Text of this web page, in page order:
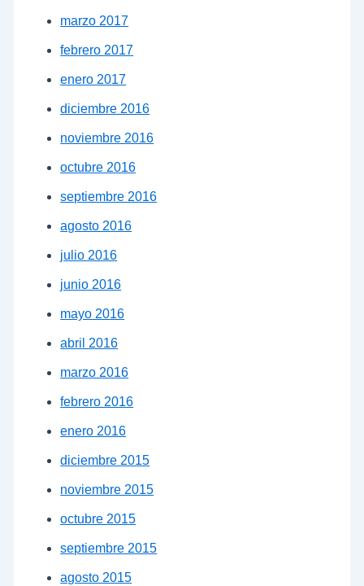
marzo 2017
febrero 2017
enero 2017
diciembre 2016
noviembre 2016
octubre 2016
septiembre 2016
agosto 2016
julio 2016
junio 2016
mayo 2016
abril 2016
marzo 2016
febrero 2016
enero 2016
diciembre 2015
noviembre 2015
octubre 2015
septiembre 2015
agosto 2015